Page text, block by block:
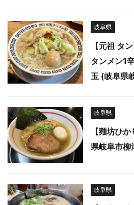
岐阜県
【元祖 タ
タンメン1
玉 (岐阜県
岐阜県
【麺坊ひ
県岐阜市
岐阜県